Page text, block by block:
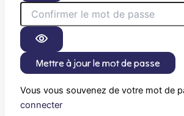
Mettre à jour le mot de passe
Vous vous souvenez de votre mot de
connecter